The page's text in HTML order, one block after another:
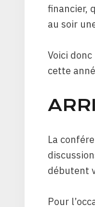
financier,
au soir
Voici
cette
La
débutent
Pour